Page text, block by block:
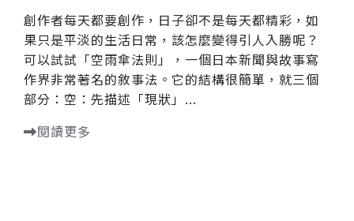
創作者每天都要創作，日子卻不是每天都精彩，如
果只是平淡的生活日常，該怎麼變得引人入勝呢？
可以試試「空雨傘法則」，一個日本新聞與故事寫
作界非常著名的敘事法。它的結構很簡單，就三個
部分：空：先描述「現狀」...
閱讀更多